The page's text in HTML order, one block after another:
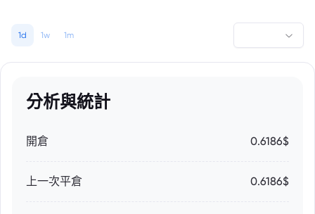
1d 1w 1m
分析與統計
開倉 0.6186$
上一次平倉 0.6186$